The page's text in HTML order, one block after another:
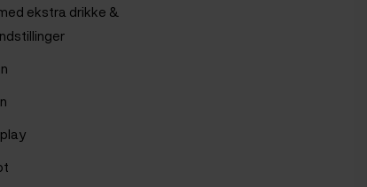
ekstra drikke &